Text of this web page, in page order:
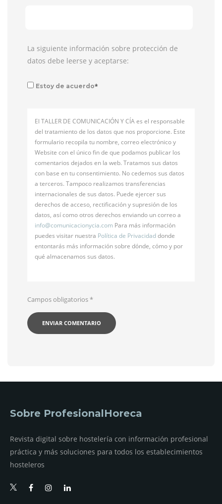
La siguiente información sobre protección de
datos debe leerse y aceptarse:
Estoy de acuerdo*
El TALLER DE COMUNICACIÓN Y CÍA es el responsable
del tratamiento de los datos que nos proporcione. Este
formulario recopila tu nombre, correo electrónico y
Website con el único fin de que podamos publicar los
comentarios dejados en la web. Tratamos sus datos
con base en tu consentimiento. No cedemos sus datos
a terceros. Tampoco realizamos transferencias
internacionales de sus datos. Puede ejercer sus
derechos de acceso, rectificación y supresión de los
datos, así como otros derechos enviando un correo a
info@comunicacionycia.com Para más información
puedes visitar nuestra Política de Privacidaddonde
entontarás más información sobre dónde, cómo y por
qué almacenamos sus datos.
Campos obligatorios*
Sobre ProfesionalHoreca
Revista digital sobre hostelería con información profesional
práctica y más soluciones para todos los establecimientos
hosteleros